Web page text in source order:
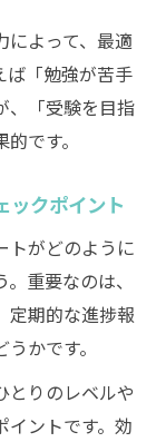
によって、最適
ば「勉強が苦手
、「受験を目指
です。
ックポイント
トがどのように
重要なのは、
定期的な進捗報
かです。
とりのレベルや
イントです。効